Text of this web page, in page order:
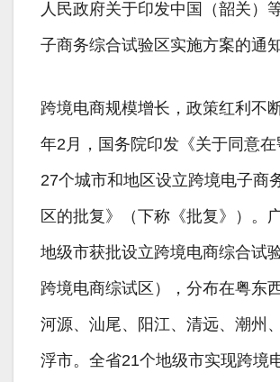
人民政府关于印发中国（韶关）
子商务综合试验区实施方案的通知
跨境电商规模增长，政策红利不
年2月，国务院印发《关于同意
27个城市和地区设立跨境电子商
区的批复》（下称《批复》）。
地级市获批设立跨境电商综合试
跨境电商综试区），分布在粤东
河源、汕尾、阳江、清远、潮州
浮市。全省21个地级市实现跨境